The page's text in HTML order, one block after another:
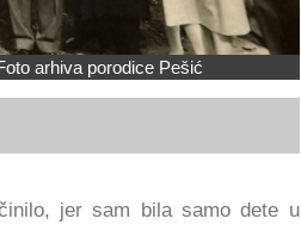
arhiva porodice Pešić
jer sam bila samo dete u